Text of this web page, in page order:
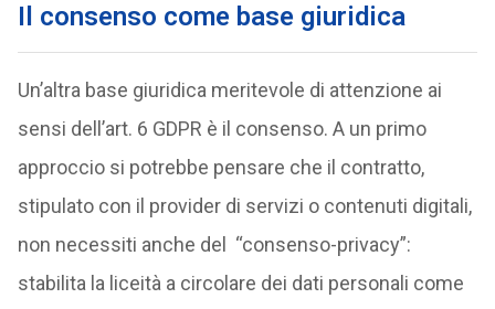
Il consenso come base giuridica
Un’altra base giuridica meritevole di attenzione ai
sensi dell’art. 6 GDPR è il consenso. A un primo
approccio si potrebbe pensare che il contratto,
stipulato con il provider di servizi o contenuti digitali,
non necessiti anche del “consenso-privacy”:
stabilita la liceità a circolare dei dati personali come